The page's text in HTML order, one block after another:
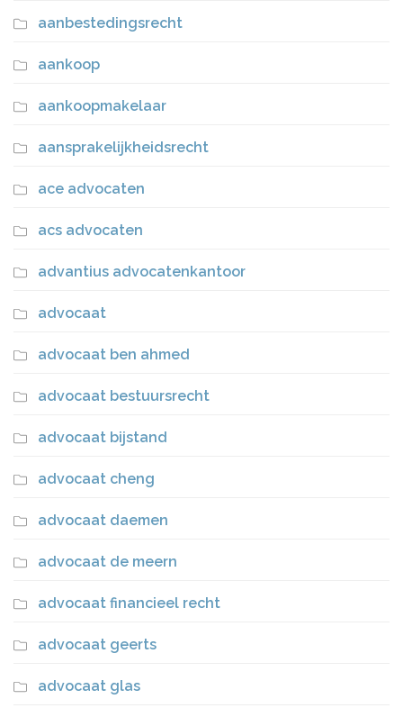
aanbestedingsrecht
aankoop
aankoopmakelaar
aansprakelijkheidsrecht
ace advocaten
acs advocaten
advantius advocatenkantoor
advocaat
advocaat ben ahmed
advocaat bestuursrecht
advocaat bijstand
advocaat cheng
advocaat daemen
advocaat de meern
advocaat financieel recht
advocaat geerts
advocaat glas